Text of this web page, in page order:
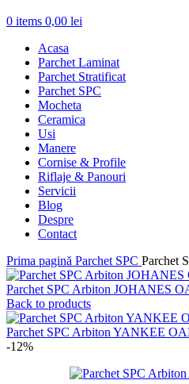
0 items 0,00 lei
Acasa
Parchet Laminat
Parchet Stratificat
Parchet SPC
Mocheta
Ceramica
Usi
Manere
Cornise & Profile
Riflaje & Panouri
Servicii
Blog
Despre
Contact
Prima pagină Parchet SPC Parchet
Parchet SPC Arbiton JOHANES
Back to products
Parchet SPC Arbiton YANKEE
-12%